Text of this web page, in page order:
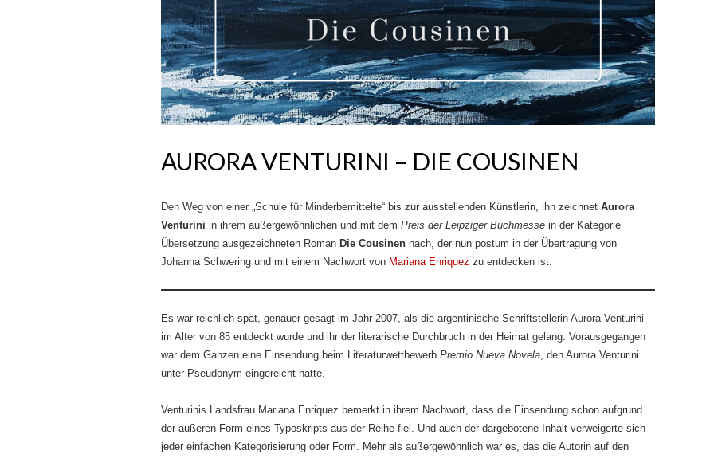
AURORA VENTURINI – DIE COUSINEN
Den Weg von einer „Schule für Minderbemittelte“ bis zur ausstellenden Künstlerin, ihn zeichnet Aurora
Venturini in ihrem außergewöhnlichen und mit dem Preis der Leipziger Buchmesse in der Kategorie
Übersetzung ausgezeichneten Roman Die Cousinen nach, der nun postum in der Übertragung von
Johanna Schwering und mit einem Nachwort von Mariana Enriquez zu entdecken ist.
Es war reichlich spät, genauer gesagt im Jahr 2007, als die argentinische Schriftstellerin Aurora Venturini
im Alter von 85 entdeckt wurde und ihr der literarische Durchbruch in der Heimat gelang. Vorausgegangen
war dem Ganzen eine Einsendung beim Literaturwettbewerb Premio Nueva Novela, den Aurora Venturini
unter Pseudonym eingereicht hatte.
Venturinis Landsfrau Mariana Enriquez bemerkt in ihrem Nachwort, dass die Einsendung schon aufgrund
der äußeren Form eines Typoskripts aus der Reihe fiel. Und auch der dargebotene Inhalt verweigerte sich
jeder einfachen Kategorisierung oder Form. Mehr als außergewöhnlich war es, das die Autorin auf den